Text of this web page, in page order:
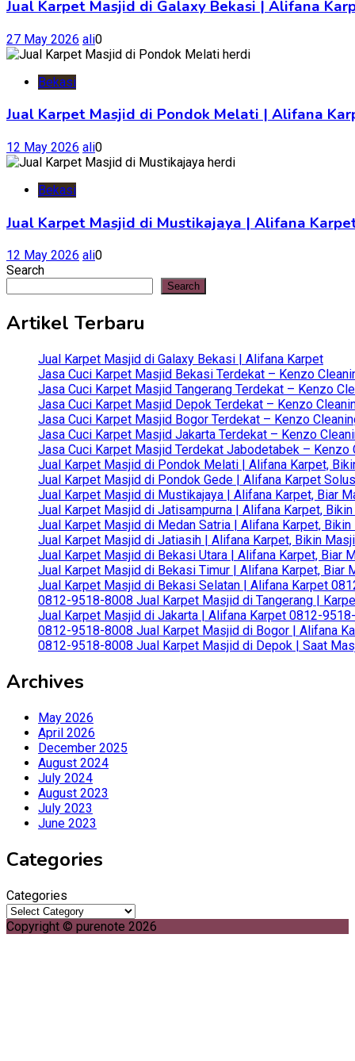
Jual Karpet Masjid di Galaxy Bekasi | Alifana
27 May 2026 ali0
Bekasi
Jual Karpet Masjid di Pondok Melati | Alifana
12 May 2026 ali0
Bekasi
Jual Karpet Masjid di Mustikajaya | Alifana
12 May 2026 ali0
Search
Search
Artikel Terbaru
Jual Karpet Masjid di Galaxy Bekasi | Alifana Karpet
Jasa Cuci Karpet Masjid Bekasi Terdekat – Kenzo
Jasa Cuci Karpet Masjid Tangerang Terdekat – Kenzo
Jasa Cuci Karpet Masjid Depok Terdekat – Kenzo
Jasa Cuci Karpet Masjid Bogor Terdekat – Kenzo
Jasa Cuci Karpet Masjid Jakarta Terdekat – Kenzo
Jasa Cuci Karpet Masjid Terdekat Jabodetabek –
Jual Karpet Masjid di Pondok Melati | Alifana Karpet,
Jual Karpet Masjid di Pondok Gede | Alifana Karpet
Jual Karpet Masjid di Mustikajaya | Alifana Karpet, Biar
Jual Karpet Masjid di Jatisampurna | Alifana Karpet,
Jual Karpet Masjid di Medan Satria | Alifana Karpet,
Jual Karpet Masjid di Jatiasih | Alifana Karpet, Bikin
Jual Karpet Masjid di Bekasi Utara | Alifana Karpet, Biar
Jual Karpet Masjid di Bekasi Timur | Alifana Karpet, Biar
Jual Karpet Masjid di Bekasi Selatan | Alifana Karpet
0812-9518-8008 Jual Karpet Masjid di Tangerang |
Jual Karpet Masjid di Jakarta | Alifana Karpet 0812-
0812-9518-8008 Jual Karpet Masjid di Bogor | Alifana
0812-9518-8008 Jual Karpet Masjid di Depok | Saat
Archives
May 2026
April 2026
December 2025
August 2024
July 2024
August 2023
July 2023
June 2023
Categories
Categories
Copyright © purenote 2026